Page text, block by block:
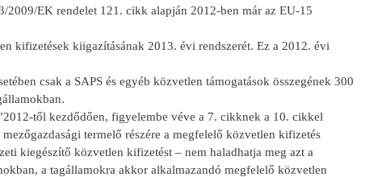
2009/EK rendelet 121. cikk alapján 2012-ben már az EU-15
kifizetések kiigazításának 2013. évi rendszerét. Ez a 2012. évi
csak a SAPS és egyéb közvetlen támogatások összegének 300
től kezdődően, figyelembe véve a 7. cikknek a 10. cikkel
termelő részére a megfelelő közvetlen kifizetés
kiegészítő közvetlen kifizetést – nem haladhatja meg azt a
a tagállamokra akkor alkalmazandó megfelelő közvetlen